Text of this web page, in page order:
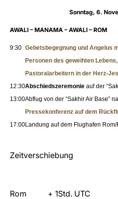
Sonntag, 6.
AWALI – MANAMA – AWALI – ROM
9:30 Gebetsbegegnung und Angelus
Personen des geweihten
Pastoralarbeitern in der Herz-
12:30Abschiedszeremonie auf der
13:00Abflug von der “Sakhir Air Base”
Pressekonferenz auf dem
17:00Landung auf dem Flughafen
Zeitverschiebung
Rom
+ 1Std. UTC